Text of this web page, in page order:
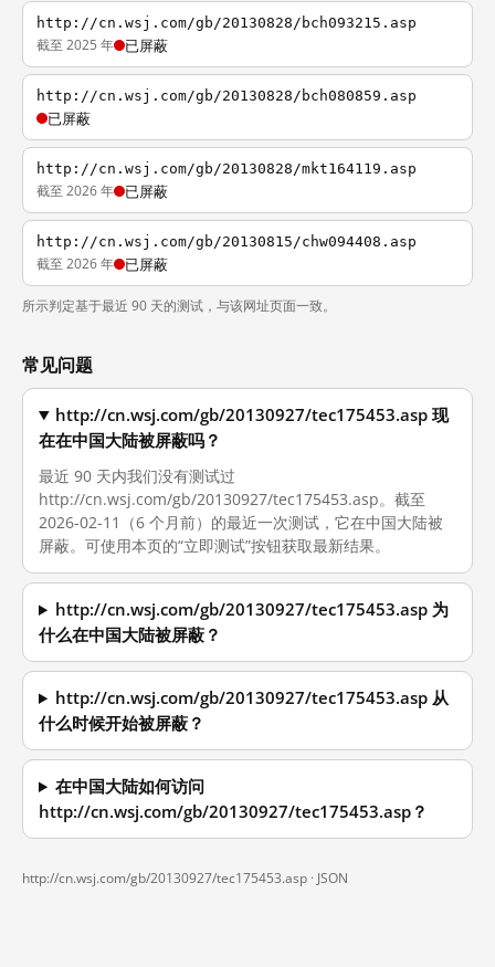
http://cn.wsj.com/gb/20130828/bch093215.asp
截至 2025 年 已屏蔽
http://cn.wsj.com/gb/20130828/bch080859.asp
已屏蔽
http://cn.wsj.com/gb/20130828/mkt164119.asp
截至 2026 年 已屏蔽
http://cn.wsj.com/gb/20130815/chw094408.asp
截至 2026 年 已屏蔽
所示判定基于最近 90 天的测试，与该网址页面一致。
常见问题
http://cn.wsj.com/gb/20130927/tec175453.asp 现
在在中国大陆被屏蔽吗？
最近 90 天内我们没有测试过
http://cn.wsj.com/gb/20130927/tec175453.asp。截至
2026-02-11（6 个月前）的最近一次测试，它在中国大陆被
屏蔽。可使用本页的“立即测试”按钮获取最新结果。
http://cn.wsj.com/gb/20130927/tec175453.asp 为
什么在中国大陆被屏蔽？
http://cn.wsj.com/gb/20130927/tec175453.asp 从
什么时候开始被屏蔽？
在中国大陆如何访问
http://cn.wsj.com/gb/20130927/tec175453.asp？
http://cn.wsj.com/gb/20130927/tec175453.asp · JSON